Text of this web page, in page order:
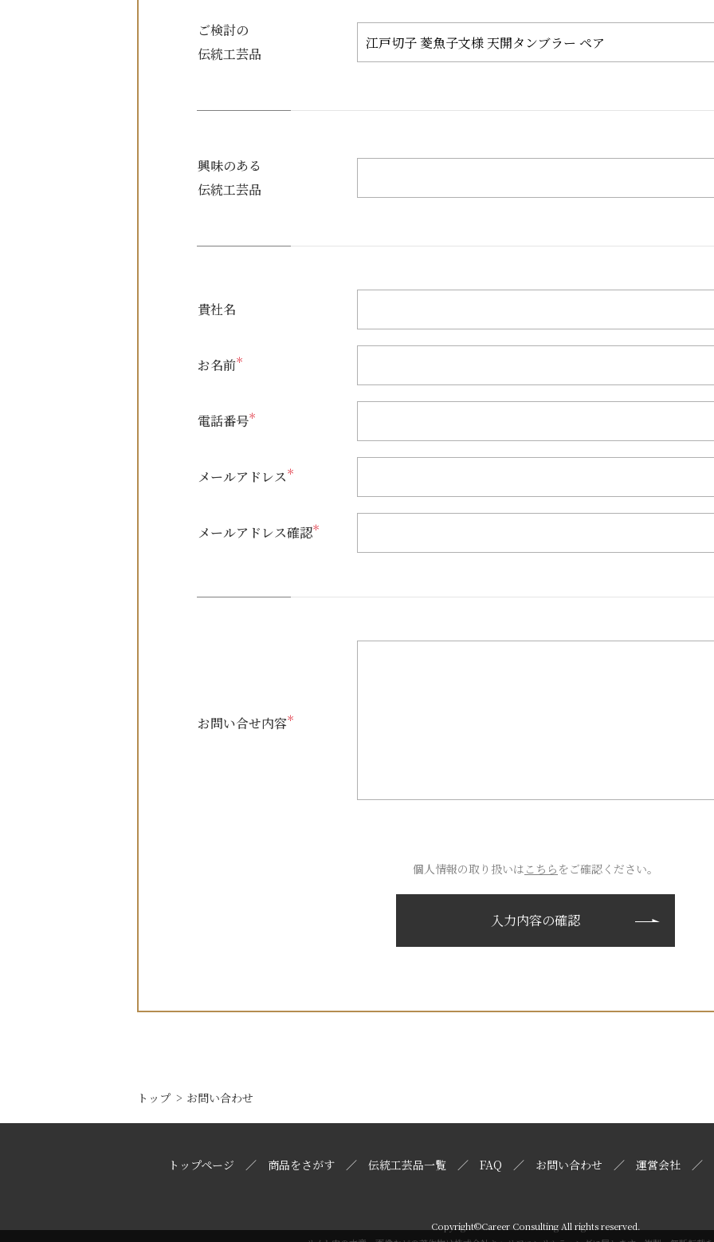
ご検討の
伝統工芸品
興味のある
伝統工芸品
貴社名
お名前＊
電話番号＊
メールアドレス ＊
メールアドレス確認＊
お問い合せ内容＊
個人情報の取り扱いは こちら をご確認ください。
トップ お問い合わせ
トップページ 商品をさがす 伝統工芸品一覧 FAQ お問い合わせ 運営会社
Copyright©Career Consulting All rights reserved.